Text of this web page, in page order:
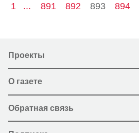
1 ... 891 892 893 894
Проекты
О газете
Обратная связь